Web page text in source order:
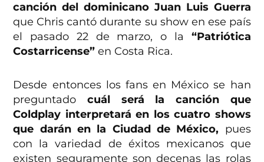
canción del dominicano Juan Luis Guerra
que Chris cantó durante su show en ese país
el pasado 22 de marzo, o la “Patriótica
Costarricense” en Costa Rica.
Desde entonces los fans en México se han
preguntadocuál será la canción que
Coldplay interpretará en los cuatro shows
que darán en la Ciudad de México, pues
con la variedad de éxitos mexicanos que
existen seguramente son decenas las rolas